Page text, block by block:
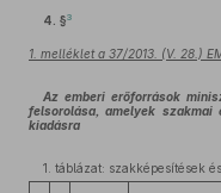
4. §3
1. melléklet a 37/2013. (V. 28.)
Az emberi erőforrások
felsorolása, amelyek szakmai
kiadásra
1. táblázat: szakképesítések